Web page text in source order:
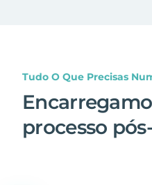
Tudo O Que Precisas
processo